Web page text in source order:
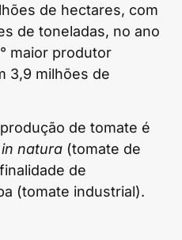
de hectares, com
de toneladas, no ano
maior produtor
3,9 milhões de
de tomate é
in natura (tomate de
de
(tomate industrial).